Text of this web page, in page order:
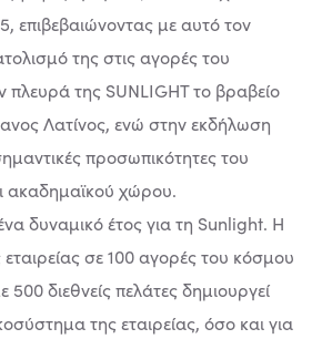
επιβεβαιώνοντας με αυτό τον
της στις αγορές του
πλευρά της SUNLIGHT το βραβείο
Λατίνος, ενώ στην εκδήλωση
προσωπικότητες του
ακαδημαϊκού χώρου.
δυναμικό έτος για τη Sunlight. H
σε 100 αγορές του κόσμου
500 διεθνείς πελάτες δημιουργεί
της εταιρείας, όσο και για